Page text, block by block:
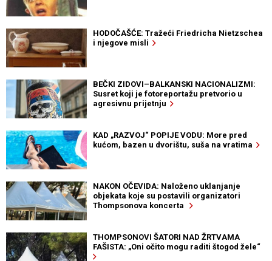
HODOČAŠĆE: Tražeći Friedricha Nietzschea
i njegove misli
BEČKI ZIDOVI–BALKANSKI NACIONALIZMI:
Susret koji je fotoreportažu pretvorio u
agresivnu prijetnju
KAD „RAZVOJ“ POPIJE VODU: More pred
kućom, bazen u dvorištu, suša na vratima
NAKON OČEVIDA: Naloženo uklanjanje
objekata koje su postavili organizatori
Thompsonova koncerta
THOMPSONOVI ŠATORI NAD ŽRTVAMA
FAŠISTA: „Oni očito mogu raditi štogod žele“